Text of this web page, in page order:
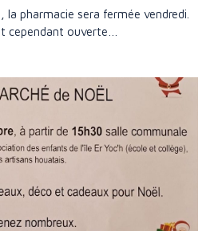
pharmacie sera fermée vendredi.
cependant ouverte…